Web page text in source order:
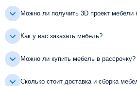
Можно ли получить 3D проект мебели
Как у вас заказать мебель?
Можно ли купить мебель в рассрочку?
Сколько стоит доставка и сборка